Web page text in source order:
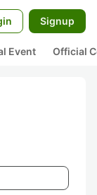
Signup
Event Official